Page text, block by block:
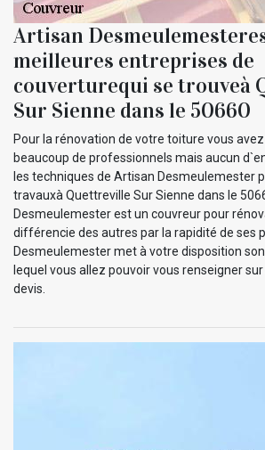
Artisan
meilleures entreprises de
couverturequi se trouveà
Sur Sienne dans le 50660
Pour la rénovation de votre toiture vous
beaucoup de professionnels mais aucun
les techniques de Artisan Desmeulemester
travauxà Quettreville Sur Sienne dans le
Desmeulemester est un couvreur pour
différencie des autres par la rapidité de ses
Desmeulemester met à votre disposition
lequel vous allez pouvoir vous renseigner
devis.